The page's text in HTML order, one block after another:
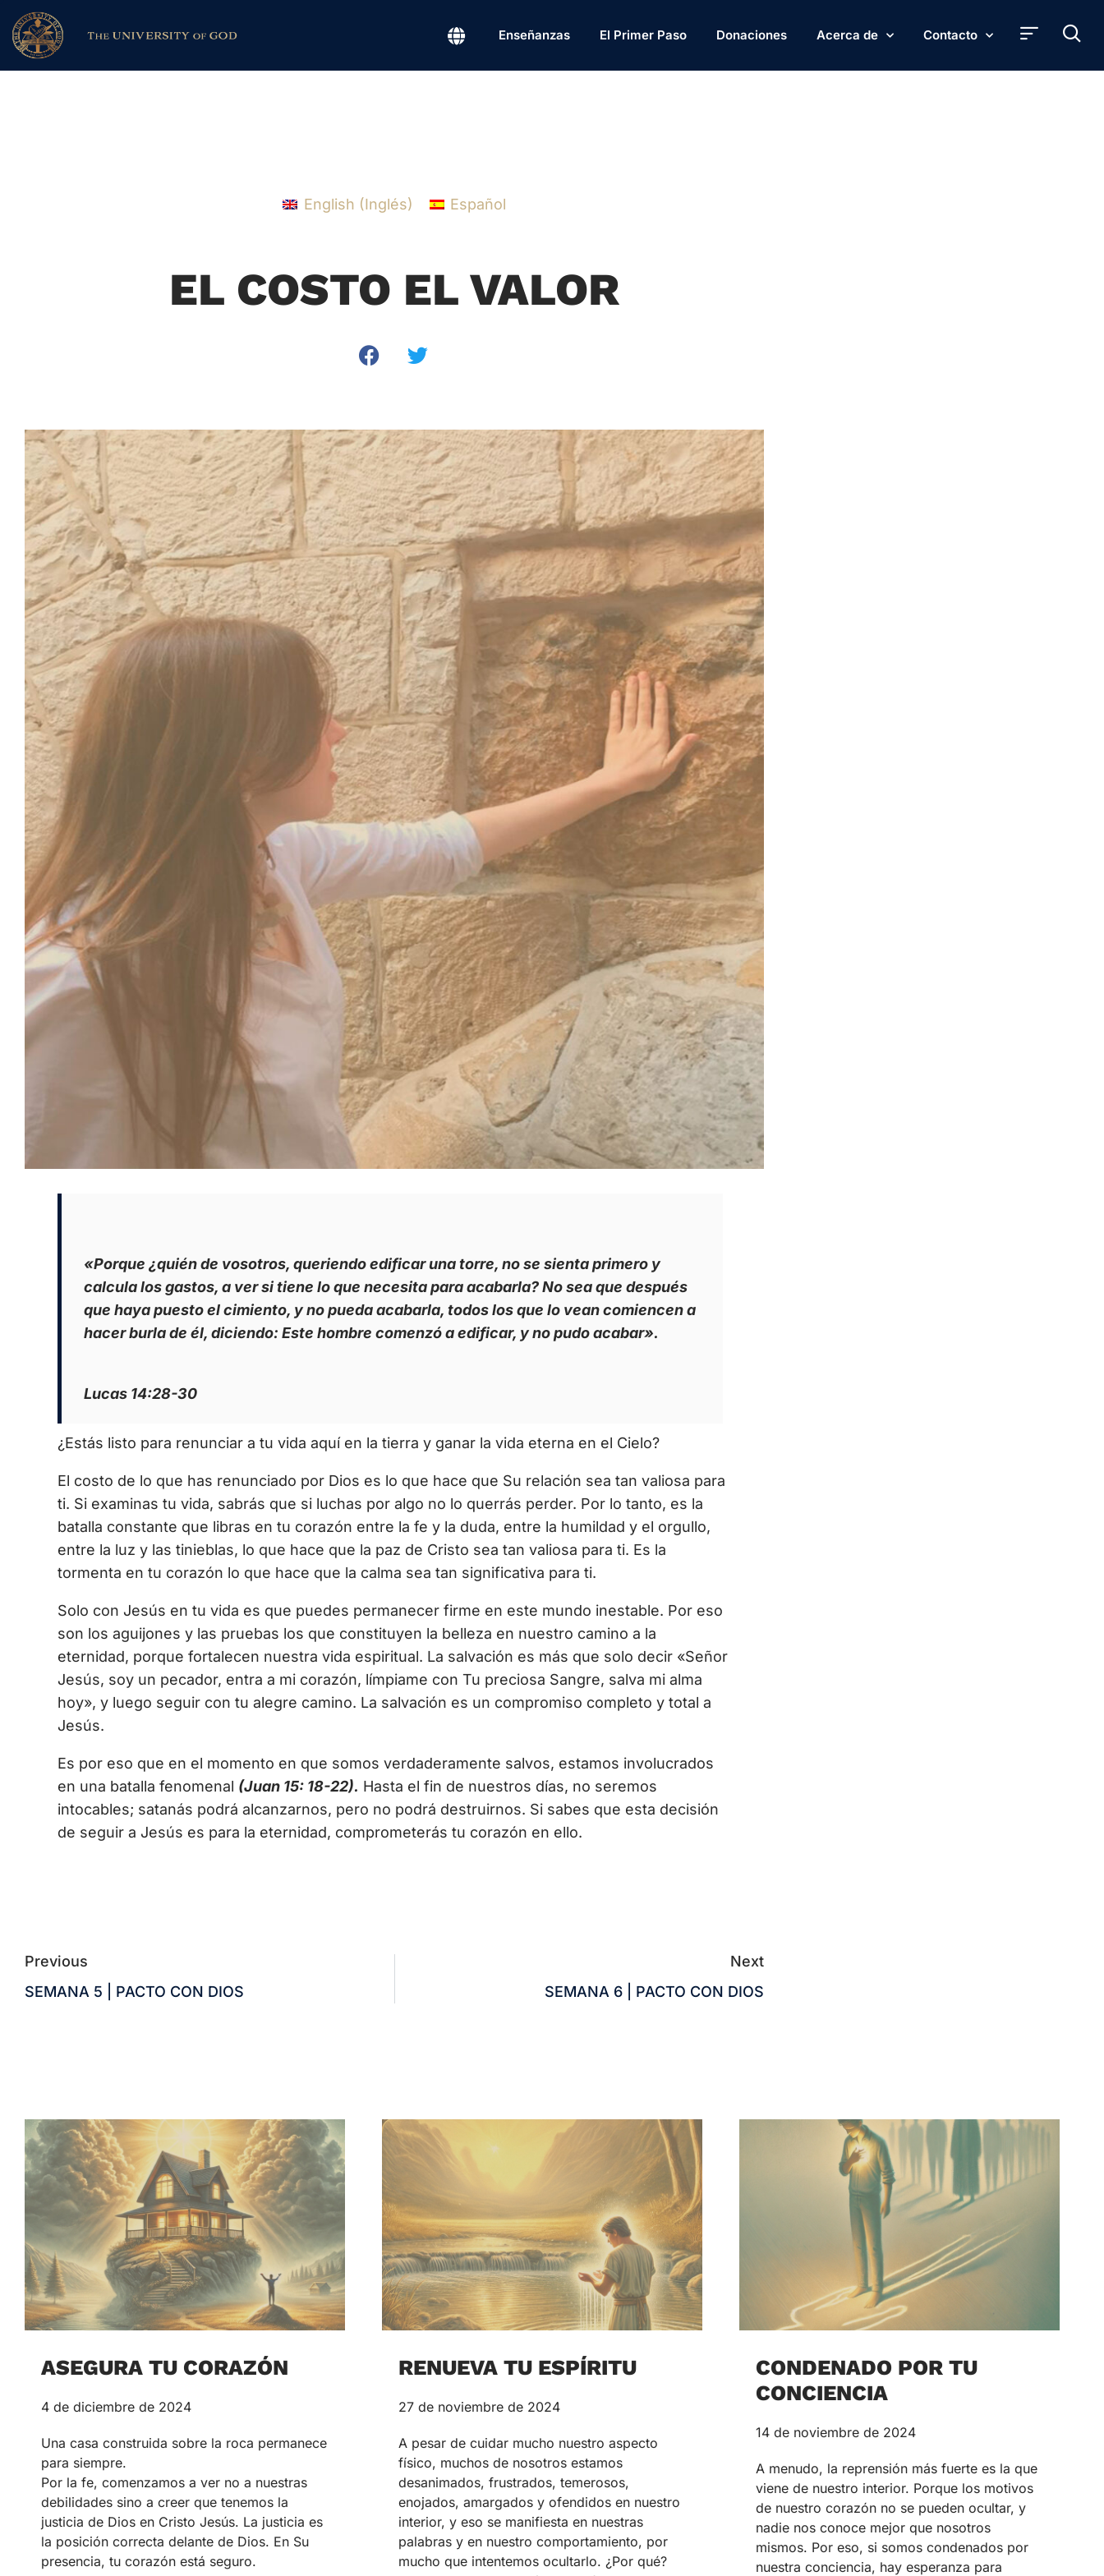
Enseñanzas El Primer Paso Donaciones Acerca de Contacto
English (Inglés) Español
EL COSTO EL VALOR
«Porque ¿quién de vosotros, queriendo edificar una torre, no se sienta primero y
calcula los gastos, a ver si tiene lo que necesita para acabarla? No sea que después
que haya puesto el cimiento, y no pueda acabarla, todos los que lo vean comiencen a
hacer burla de él, diciendo: Este hombre comenzó a edificar, y no pudo acabar».
Lucas 14:28-30
¿Estás listo para renunciar a tu vida aquí en la tierra y ganar la vida eterna en el Cielo?
El costo de lo que has renunciado por Dios es lo que hace que Su relación sea tan valiosa para
ti. Si examinas tu vida, sabrás que si luchas por algo no lo querrás perder. Por lo tanto, es la
batalla constante que libras en tu corazón entre la fe y la duda, entre la humildad y el orgullo,
entre la luz y las tinieblas, lo que hace que la paz de Cristo sea tan valiosa para ti. Es la
tormenta en tu corazón lo que hace que la calma sea tan significativa para ti.
Solo con Jesús en tu vida es que puedes permanecer firme en este mundo inestable. Por eso
son los aguijones y las pruebas los que constituyen la belleza en nuestro camino a la
eternidad, porque fortalecen nuestra vida espiritual. La salvación es más que solo decir «Señor
Jesús, soy un pecador, entra a mi corazón, límpiame con Tu preciosa Sangre, salva mi alma
hoy», y luego seguir con tu alegre camino. La salvación es un compromiso completo y total a
Jesús.
Es por eso que en el momento en que somos verdaderamente salvos, estamos involucrados
en una batalla fenomenal (Juan 15: 18-22). Hasta el fin de nuestros días, no seremos
intocables; satanás podrá alcanzarnos, pero no podrá destruirnos. Si sabes que esta decisión
de seguir a Jesús es para la eternidad, comprometerás tu corazón en ello.
Previous
SEMANA 5 | PACTO CON DIOS
Next
SEMANA 6 | PACTO CON DIOS
ASEGURA TU CORAZÓN
4 de diciembre de 2024
Una casa construida sobre la roca permanece
para siempre.
Por la fe, comenzamos a ver no a nuestras
debilidades sino a creer que tenemos la
justicia de Dios en Cristo Jesús. La justicia es
la posición correcta delante de Dios. En Su
presencia, tu corazón está seguro.
RENUEVA TU ESPÍRITU
27 de noviembre de 2024
A pesar de cuidar mucho nuestro aspecto
físico, muchos de nosotros estamos
desanimados, frustrados, temerosos,
enojados, amargados y ofendidos en nuestro
interior, y eso se manifiesta en nuestras
palabras y en nuestro comportamiento, por
mucho que intentemos ocultarlo. ¿Por qué?
CONDENADO POR TU
CONCIENCIA
14 de noviembre de 2024
A menudo, la reprensión más fuerte es la que
viene de nuestro interior. Porque los motivos
de nuestro corazón no se pueden ocultar, y
nadie nos conoce mejor que nosotros
mismos. Por eso, si somos condenados por
nuestra conciencia, hay esperanza para